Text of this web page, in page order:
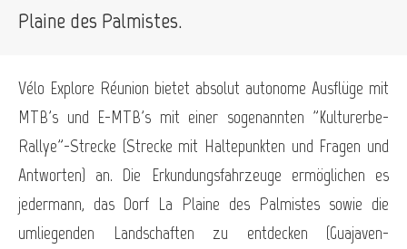
Plaine des Palmistes.
Vélo Explore Réunion bietet absolut autonome Ausflüge mit
MTB's und E-MTB's mit einer sogenannten "Kulturerbe-
Rallye"-Strecke (Strecke mit Haltepunkten und Fragen und
Antworten) an. Die Erkundungsfahrzeuge ermöglichen es
jedermann, das Dorf La Plaine des Palmistes sowie die
umliegenden Landschaften zu entdecken (Guajaven-